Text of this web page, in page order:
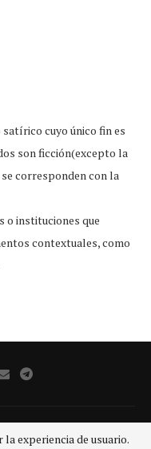
cuyo único fin es
son ficción(excepto la
corresponden con la
o instituciones que
contextuales, como
experiencia de usuario.